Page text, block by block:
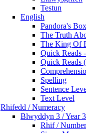
Testun
English
Pandora's Box
The Truth
The King Of
Quick Reads
Quick Reads
Spelling
Sentence
Text Level
Rhifedd / Numeracy
Blwyddyn 3 / Year 3
Rhif / Number